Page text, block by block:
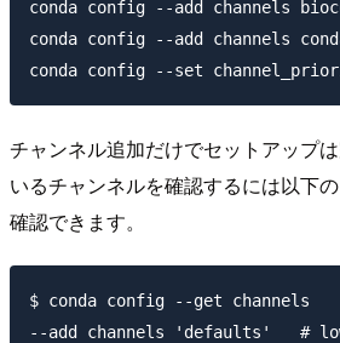
conda config --add channels
conda config --add channels
チャンネル追加だけでセットアップ
いるチャンネルを確認するには以下
確認できます。
$ conda config --get channels
--add channels 'defaults'   #